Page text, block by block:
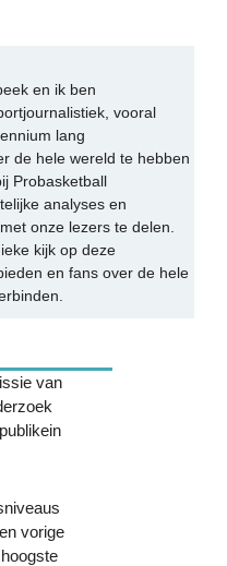
en ik ben
vooral
lang
de hele wereld te hebben
Probasketball
analyses en
onze lezers te delen.
kijk op deze
en fans over de hele
van
vorige